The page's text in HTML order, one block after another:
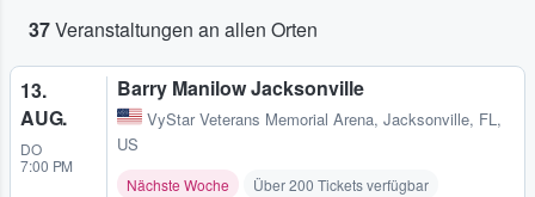
37Veranstaltungen an allen Orten
13.
AUG.
DO
7:00 PM
Barry Manilow Jacksonville
VyStar Veterans Memorial Arena, Jacksonville, FL,
US
Nächste Woche Über 200 Tickets verfügbar